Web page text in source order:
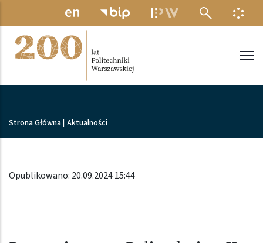
Przejdź do treści
MENU
Ścieżka nawigacyjna
Strona Główna Aktualności
Opublikowano: 20.09.2024 15:44